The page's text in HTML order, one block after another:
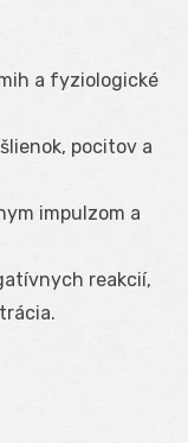
a fyziologické
pocitov a
impulzom a
reakcií,